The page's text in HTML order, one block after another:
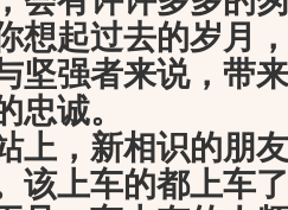
想起过去的岁月
坚强者来说，带
忠诚。
上，新相识的朋
该上车的都上车